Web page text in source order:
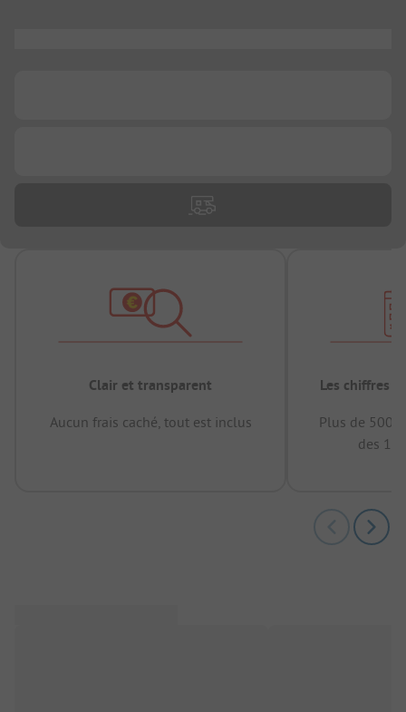
Clair et transparent
Aucun frais caché, tout est inclus
Les chiffres
Plus de
des 12